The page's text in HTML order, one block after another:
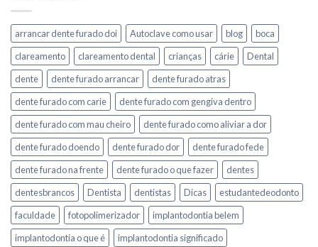
arrancar dente furado doi Autoclave como usar blog
boca
clareamento
clareamento dental crianças cárie
Dental
dente
dente furado arrancar
dente furado atras
dente furado com carie
dente furado com gengiva dentro
dente furado com mau cheiro
dente furado como aliviar a dor
dente furado doendo
dente furado dor
dente furado fede
dente furado na frente
dente furado o que fazer
dentes
dentesbrancos
Dentista dentistas Dicas
estudantedeodonto
faculdade
fotopolimerizador
implantodontia belem
implantodontia o que é
implantodontia significado